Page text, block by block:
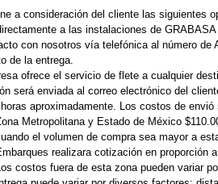
a consideración del cliente las siguientes
a las instalaciones de
con nosotros vía telefónica al número de
de la entrega.
ofrece el servicio de flete a cualquier
será enviada al correo electrónico del
aproximadamente. Los costos de
Metropolitana y Estado de México
el volumen de compra sea mayor a
realizara cotización en proporción
costos fuera de esta zona pueden variar